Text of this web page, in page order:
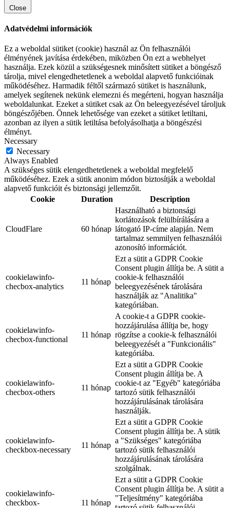
Close
Adatvédelmi információk
Ez a weboldal sütiket (cookie) használ az Ön felhasználói
élményének javítása érdekében, miközben Ön ezt a webhelyet
használja. Ezek közül a szükségesnek minősített sütiket a böngésző
tárolja, mivel elengedhetetlenek a weboldal alapvető funkcióinak
működéséhez. Harmadik féltől származó sütiket is használunk,
amelyek segítenek nekünk elemezni és megérteni, hogyan használja
weboldalunkat. Ezeket a sütiket csak az Ön beleegyezésével tároljuk
böngészőjében. Önnek lehetősége van ezeket a sütiket letiltani,
azonban az ilyen a sütik letiltása befolyásolhatja a böngészési
élményt.
Necessary
Necessary
Always Enabled
A szükséges sütik elengedhetetlenek a weboldal megfelelő
működéséhez. Ezek a sütik anonim módon biztosítják a weboldal
alapvető funkcióit és biztonsági jellemzőit.
Cookie
Duration Description
CloudFlare 60 hónap
Használható a biztonsági
korlátozások felülbírálására a
látogató IP-címe alapján. Nem
tartalmaz semmilyen felhasználói
azonosító információt.
cookielawinfo-
checbox-analytics
11 hónap
Ezt a sütit a GDPR Cookie
Consent plugin állítja be. A sütit a
cookie-k felhasználói
beleegyezésének tárolására
használják az "Analitika"
kategóriában.
cookielawinfo-
checbox-functional
11 hónap
A cookie-t a GDPR cookie-
hozzájárulása állítja be, hogy
rögzítse a cookie-k felhasználói
beleegyezését a "Funkcionális"
kategóriába.
cookielawinfo-
checbox-others
11 hónap
Ezt a sütit a GDPR Cookie
Consent plugin állítja be. A
cookie-t az "Egyéb" kategóriába
tartozó sütik felhasználói
hozzájárulásának tárolására
használják.
cookielawinfo-
checkbox-necessary
11 hónap
Ezt a sütit a GDPR Cookie
Consent plugin állítja be. A sütik
a "Szükséges" kategóriába
tartozó sütik felhasználói
hozzájárulásának tárolására
szolgálnak.
cookielawinfo-
checkbox-
11 hónap
Ezt a sütit a GDPR Cookie
Consent plugin állítja be. A sütit a
"Teljesítmény" kategóriába